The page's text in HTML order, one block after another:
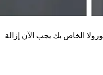
الخاص بك يجب الآن إزالة